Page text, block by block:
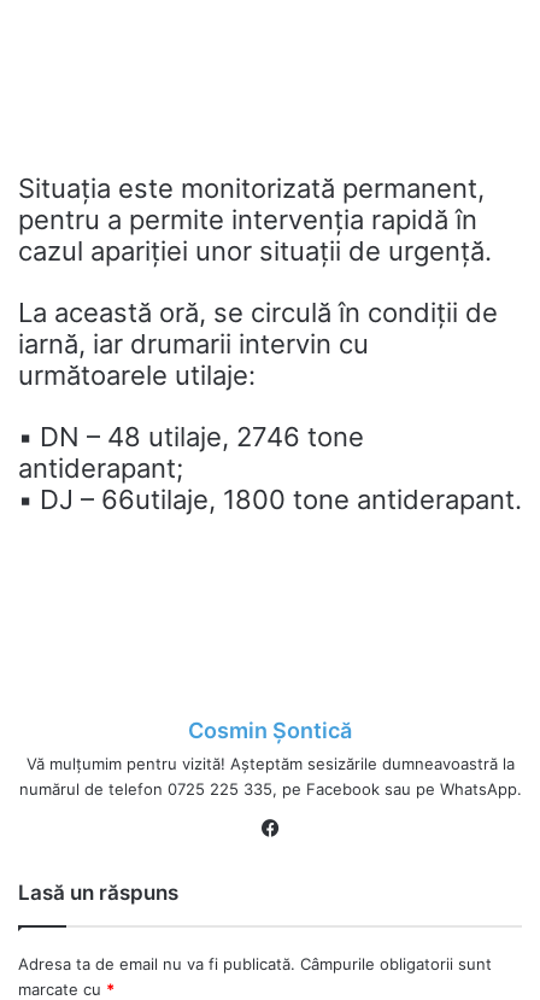
Situația este monitorizată permanent,
pentru a permite intervenția rapidă în
cazul apariției unor situații de urgență.
La această oră, se circulă în condiții de
iarnă, iar drumarii intervin cu
următoarele utilaje:
▪️ DN – 48 utilaje, 2746 tone
antiderapant;
▪️ DJ – 66utilaje, 1800 tone antiderapant.
Cosmin Șontică
Vă mulțumim pentru vizită! Așteptăm sesizările dumneavoastră la
numărul de telefon 0725 225 335, pe Facebook sau pe WhatsApp.
Lasă un răspuns
Adresa ta de email nu va fi publicată. Câmpurile obligatorii sunt
marcate cu *